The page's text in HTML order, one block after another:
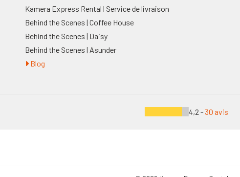
Kamera Express Rental | Service de livraison
Behind the Scenes | Coffee House
Behind the Scenes | Daisy
Behind the Scenes | Asunder
Blog
4,2 -30 avis